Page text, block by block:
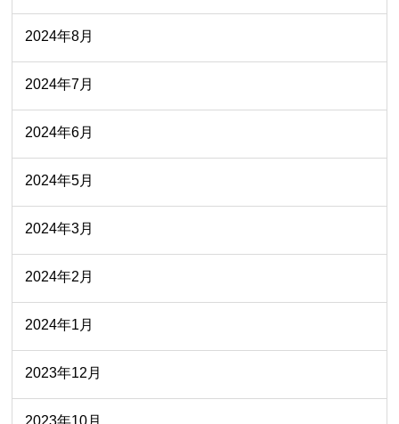
2024年8月
2024年7月
2024年6月
2024年5月
2024年3月
2024年2月
2024年1月
2023年12月
2023年10月